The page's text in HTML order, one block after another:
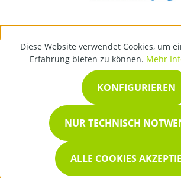
Diese Website verwendet Cookies, um
Erfahrung bieten zu können. Mehr
NUR TECHNISCH
KONFIGURIEREN
ALLE COOKIES